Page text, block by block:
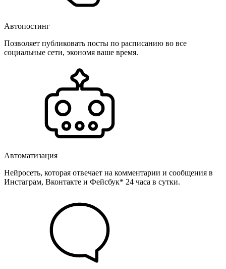
Автопостинг
Позволяет публиковать посты по расписанию во все
социальные сети, экономя ваше время.
Автоматизация
Нейросеть, которая отвечает на комментарии и сообщения в
Инстаграм, Вконтакте и Фейсбук* 24 часа в сутки.